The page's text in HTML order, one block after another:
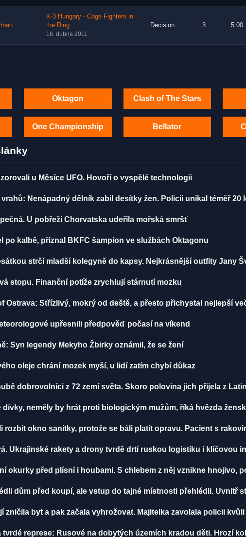
K-3 Hungary - Cage Fighters in
the Ring
16. dubna 2011
Decision 3 5:00
Oktagon Clash of The Stars
One Championship Bellator
u Měsíce UFO. Hovoří o vyspělé technologii
Nenápadný dělník zabil desítky žen. Policii unikal téměř 20
U pobřeží Chorvatska udeřila mořská smršť
po kalbě, přiznal BKFC šampion ve službách Oktagonu
strčí mladší kolegyně do kapsy. Nejkrásnější outfity Jany
stopu. Finanční potíže zrychlují stárnutí mozku
Ostrava: Střízlivý, mokrý od deště, a přesto přichystal nejlepší
upřesnili předpověď počasí na víkend
Syn legendy Mekyho Žbirky oznámil, že se žení
oleje chrání mozek myší, u lidí zatím chybí důkaz
dobrovolníci z 72 zemí světa. Skoro polovina jich přijela z
dívky, neměly by hrát proti biologickým mužům, říká hvězda
rozbít okno sanitky, protože se báli platit opravu. Pacient s
Ukrajinské rakety a drony tvrdě drtí ruskou logistiku i klíčovou
okurky před plísní i houbami. S chlebem z něj vznikne hnojivo,
dům před koupí, ale vstup do tajné místnosti přehlédli. Uvnitř
zničila byt a pak začala vyhrožovat. Majitelka zavolala policii
tvrdé represe: Rusové na dobytých územích kradou děti. Hrozí